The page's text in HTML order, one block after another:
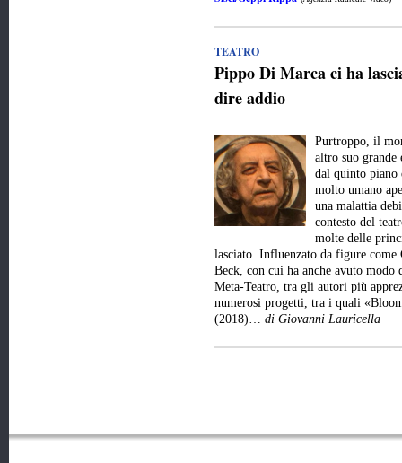
TEATRO
Pippo Di Marca ci ha
dire addio
Purtroppo, il
altro suo grande
dal quinto piano
molto umano
una malattia
contesto del
molte delle
lasciato. Influenzato da figure come
Beck, con cui ha anche avuto
Meta-Teatro, tra gli autori più
numerosi progetti, tra i quali
(2018)… di Giovanni Lauricella